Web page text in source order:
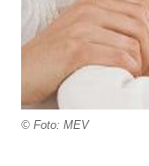
© Foto: MEV